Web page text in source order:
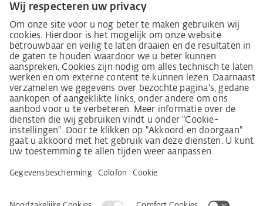
Wet inzake zorgvuldigheid in de toeleveringsketen
Leverancierscode
Wet inzake zorgvuldigheid in de toeleveringsketen
(LkSG) brochure
Beginselverklaring voor de mensenrechtstrategie
Beroepsinstantie
Colofon AVG
Privacyverklaring